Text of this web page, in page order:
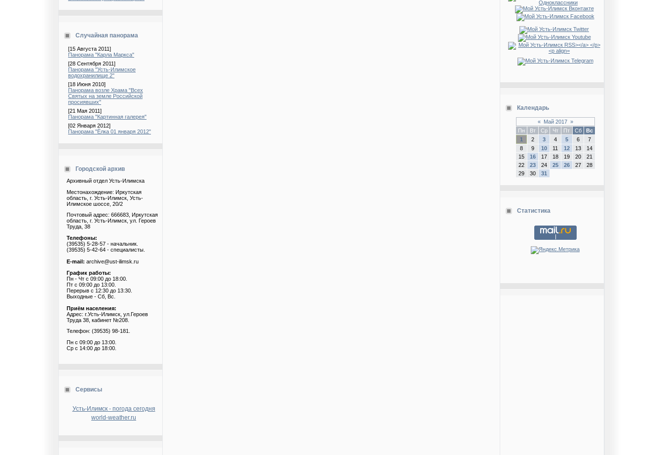
Случайная панорама
[15 Августа 2011]
Панорама "Карла Маркса"
[28 Сентября 2011]
Панорама "Усть-Илимское
водохранилище 2"
[18 Июня 2010]
Панорама возле Храма "Всех
Святых на земле Российской
просиявших"
[21 Мая 2011]
Панорама "Картинная галерея"
[02 Января 2012]
Панорама "Ёлка 01 января 2012"
Городской архив
Архивный отдел Усть-Илимска
Местонахождение: Иркутская
область, г. Усть-Илимск, Усть-
Илимское шоссе, 20/2
Почтовый адрес: 666683, Иркутская
область, г. Усть-Илимск, ул. Героев
Труда, 38
Телефоны:
(39535) 5-28-57 - начальник.
(39535) 5-42-64 - специалисты.
E-mail: archive@ust-ilimsk.ru
График работы:
Пн - Чт с 09:00 до 18:00.
Пт с 09:00 до 13:00.
Перерыв с 12:30 до 13:30.
Выходные - Сб, Вс.
Приём населения:
Адрес: г.Усть-Илимск, ул.Героев
Труда 38, кабинет №208.
Телефон: (39535) 98-181.
Пн с 09:00 до 13:00.
Ср с 14:00 до 18:00.
Сервисы
Усть-Илимск - погода сегодня
world-weather.ru
Календарь
« Май 2017 »
Пн
Вт Ср Чт Пт Сб
Вс
1
2 3 4 5 6
7
8
9 10 11 12 13
14
15
16 17 18 19 20
21
22
23 24 25 26 27
28
29
30 31
Статистика